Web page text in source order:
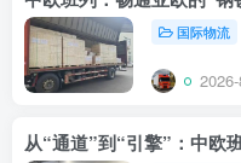
国际物流
从“通道”到“引擎”：中欧